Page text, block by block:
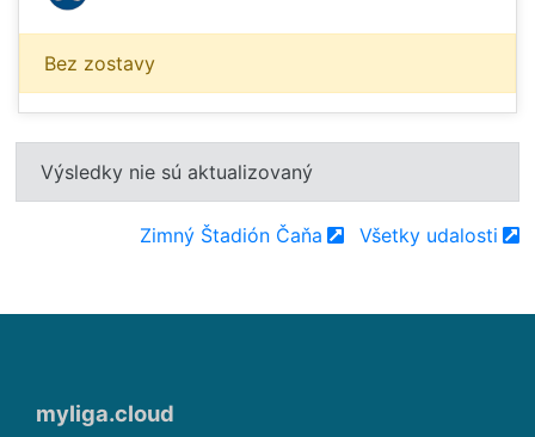
Bez zostavy
Výsledky nie sú aktualizovaný
Zimný Štadión Čaňa Všetky udalosti
myliga.cloud